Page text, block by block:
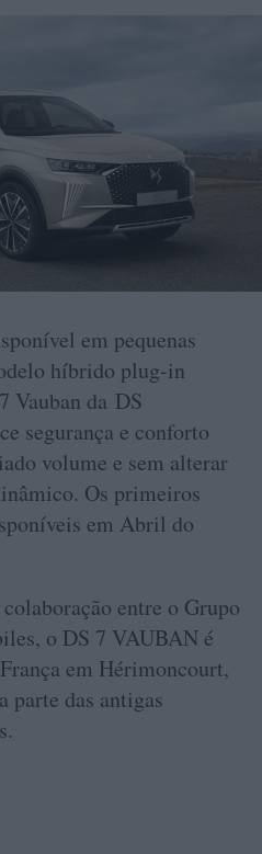
em pequenas
híbrido plug-in
Vauban da DS
segurança e conforto
volume e sem alterar
Os primeiros
em Abril do
entre o Grupo
o DS 7 VAUBAN é
em Hérimoncourt,
parte das antigas